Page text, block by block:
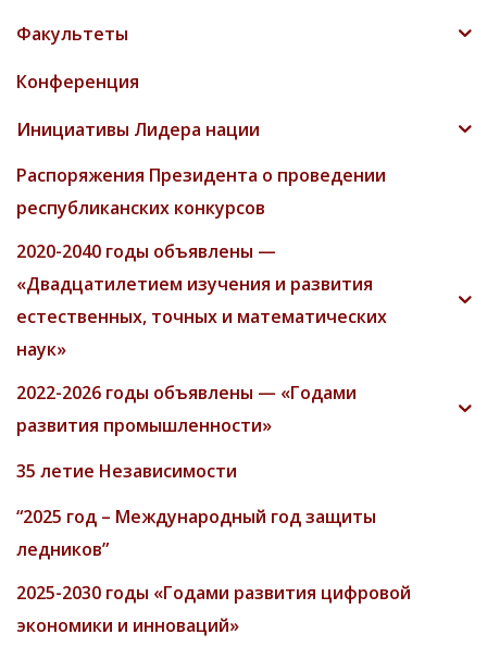
Факультеты
Конференция
Инициативы Лидера нации
Распоряжения Президента о проведении
республиканских конкурсов
2020-2040 годы объявлены —
«Двадцатилетием изучения и развития
естественных, точных и математических
наук»
2022-2026 годы объявлены — «Годами
развития промышленности»
35 летие Независимости
“2025 год – Международный год защиты
ледников”
2025-2030 годы «Годами развития цифровой
экономики и инноваций»